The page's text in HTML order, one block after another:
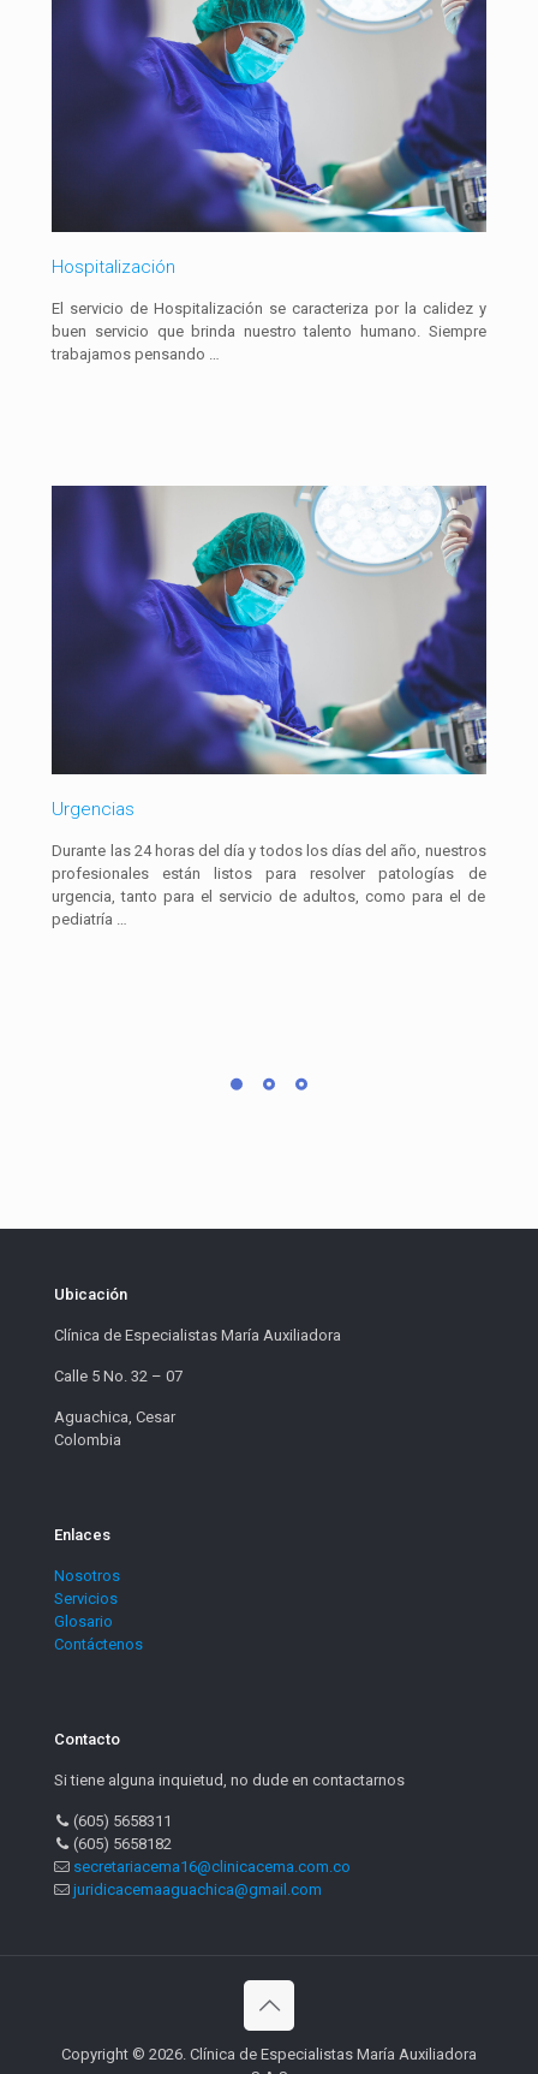
Hospitalización
El servicio de Hospitalización se caracteriza por la calidez y
buen servicio que brinda nuestro talento humano. Siempre
trabajamos pensando …
Urgencias
Durante las 24 horas del día y todos los días del año, nuestros
profesionales están listos para resolver patologías de
urgencia, tanto para el servicio de adultos, como para el de
pediatría …
Ubicación
Clínica de Especialistas María Auxiliadora
Calle 5 No. 32 – 07
Aguachica, Cesar
Colombia
Enlaces
Nosotros
Servicios
Glosario
Contáctenos
Contacto
Si tiene alguna inquietud, no dude en contactarnos
(605) 5658311
(605) 5658182
secretariacema16@clinicacema.com.co
juridicacemaaguachica@gmail.com
Copyright © 2026. Clínica de Especialistas María Auxiliadora